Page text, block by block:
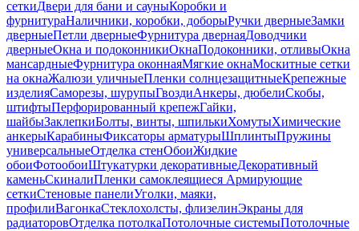
сеткиДвери для бани и сауныКоробки и
фурнитураНаличники, коробки, доборыРучки дверныеЗамки
дверныеПетли дверныеФурнитура двернаяДоводчики
дверныеОкна и подоконникиОкнаПодоконники, отливыОкна
мансардныеФурнитура оконнаяМягкие окнаМоскитные сетки
на окнаЖалюзи уличныеПленки солнцезащитныеКрепежные
изделияСаморезы, шурупыГвоздиАнкеры, дюбелиСкобы,
штифтыПерфорированный крепежГайки,
шайбыЗаклепкиБолты, винты, шпилькиХомутыХимические
анкерыКарабиныФиксаторы арматурыШплинтыПружины
универсальныеОтделка стенОбоиЖидкие
обоиФотообоиШтукатурки декоративныеДекоративный
каменьСкиналиПленки самоклеящиеся Армирующие
сеткиСтеновые панелиУголки, маяки,
профилиВагонкаСтеклохолсты, флизелинЭкраны для
радиаторовОтделка потолкаПотолочные системыПотолочные